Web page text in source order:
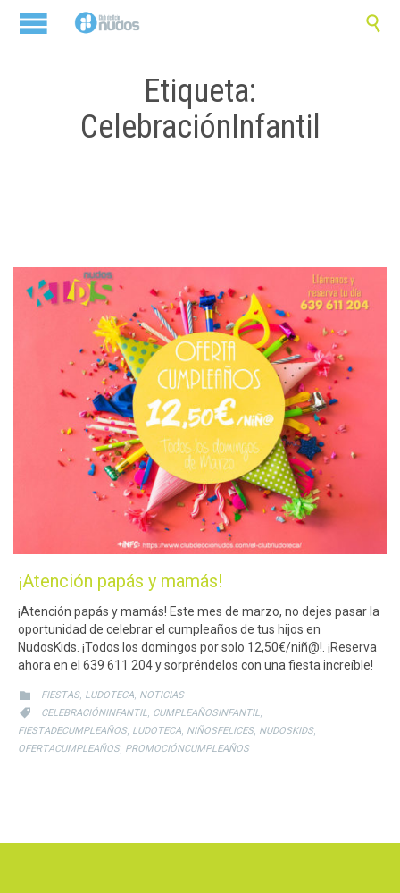

Etiqueta:
CelebraciónInfantil
¡Atención papás y mamás!
¡Atención papás y mamás! Este mes de marzo, no dejes pasar la
oportunidad de celebrar el cumpleaños de tus hijos en
NudosKids. ¡Todos los domingos por solo 12,50€/niñ@!. ¡Reserva
ahora en el 639 611 204 y sorpréndelos con una fiesta increíble!
 CATEGORY
FIESTAS, LUDOTECA, NOTICIAS

CATEGORY
CELEBRACIÓNINFANTIL, CUMPLEAÑOSINFANTIL,
FIESTADECUMPLEAÑOS, LUDOTECA, NIÑOSFELICES, NUDOSKIDS,
OFERTACUMPLEAÑOS, PROMOCIÓNCUMPLEAÑOS